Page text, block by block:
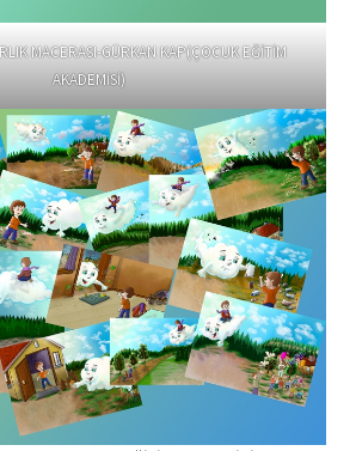
MACERASI-GÜRKAN KAP(ÇOCUK EĞİTİM
AKADEMİSİ)